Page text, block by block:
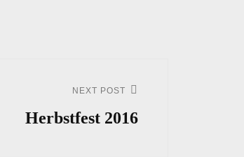
NEXT POST
Herbstfest 2016